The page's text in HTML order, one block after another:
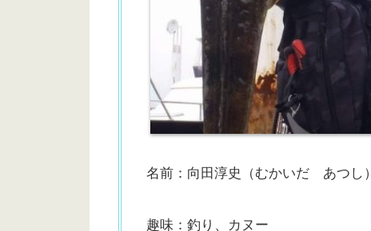
名前：向田淳史（むかいだ あつし）
趣味：釣り、カヌー